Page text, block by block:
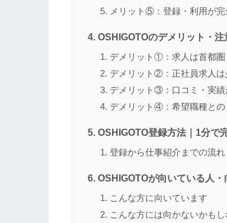
メリット⑤：登録・利用が
OSHIGOTOのデメリット・
デメリット①：求人は首都
デメリット②：正社員求人
デメリット③：口コミ・実績
デメリット④：希望職種と
OSHIGOTO登録方法｜1分で
登録から仕事紹介までの流れ
OSHIGOTOが向いている人
こんな方に向いています
こんな方には向かないかも